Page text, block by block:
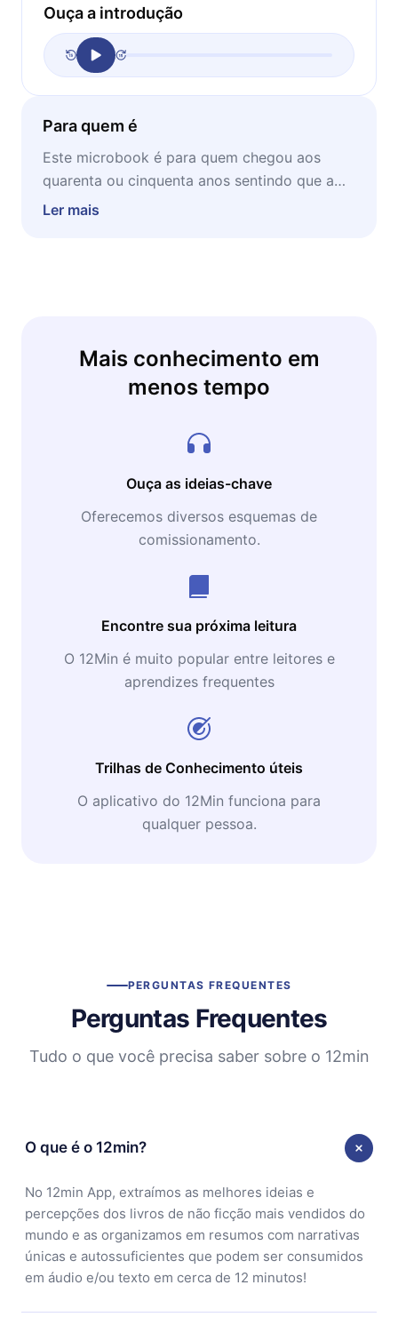
Ouça a introdução
Para quem é
Este microbook é para quem chegou aos
quarenta ou cinquenta anos sentindo que a
vida acelerou e o tempo escurregou — e quer
vez de apenas gerenciar o declínio.
Ler mais
Mais conhecimento em
menos tempo
Ouça as ideias-chave
Oferecemos diversos esquemas de
comissionamento.
Encontre sua próxima leitura
O 12Min é muito popular entre leitores e
aprendizes frequentes
Trilhas de Conhecimento úteis
O aplicativo do 12Min funciona para
qualquer pessoa.
PERGUNTAS FREQUENTES
Perguntas Frequentes
Tudo o que você precisa saber sobre o 12min
O que é o 12min?
No 12min App, extraímos as melhores ideias e
percepções dos livros de não ficção mais vendidos do
mundo e as organizamos em resumos com narrativas
únicas e autossuficientes que podem ser consumidos
em áudio e/ou texto em cerca de 12 minutos!